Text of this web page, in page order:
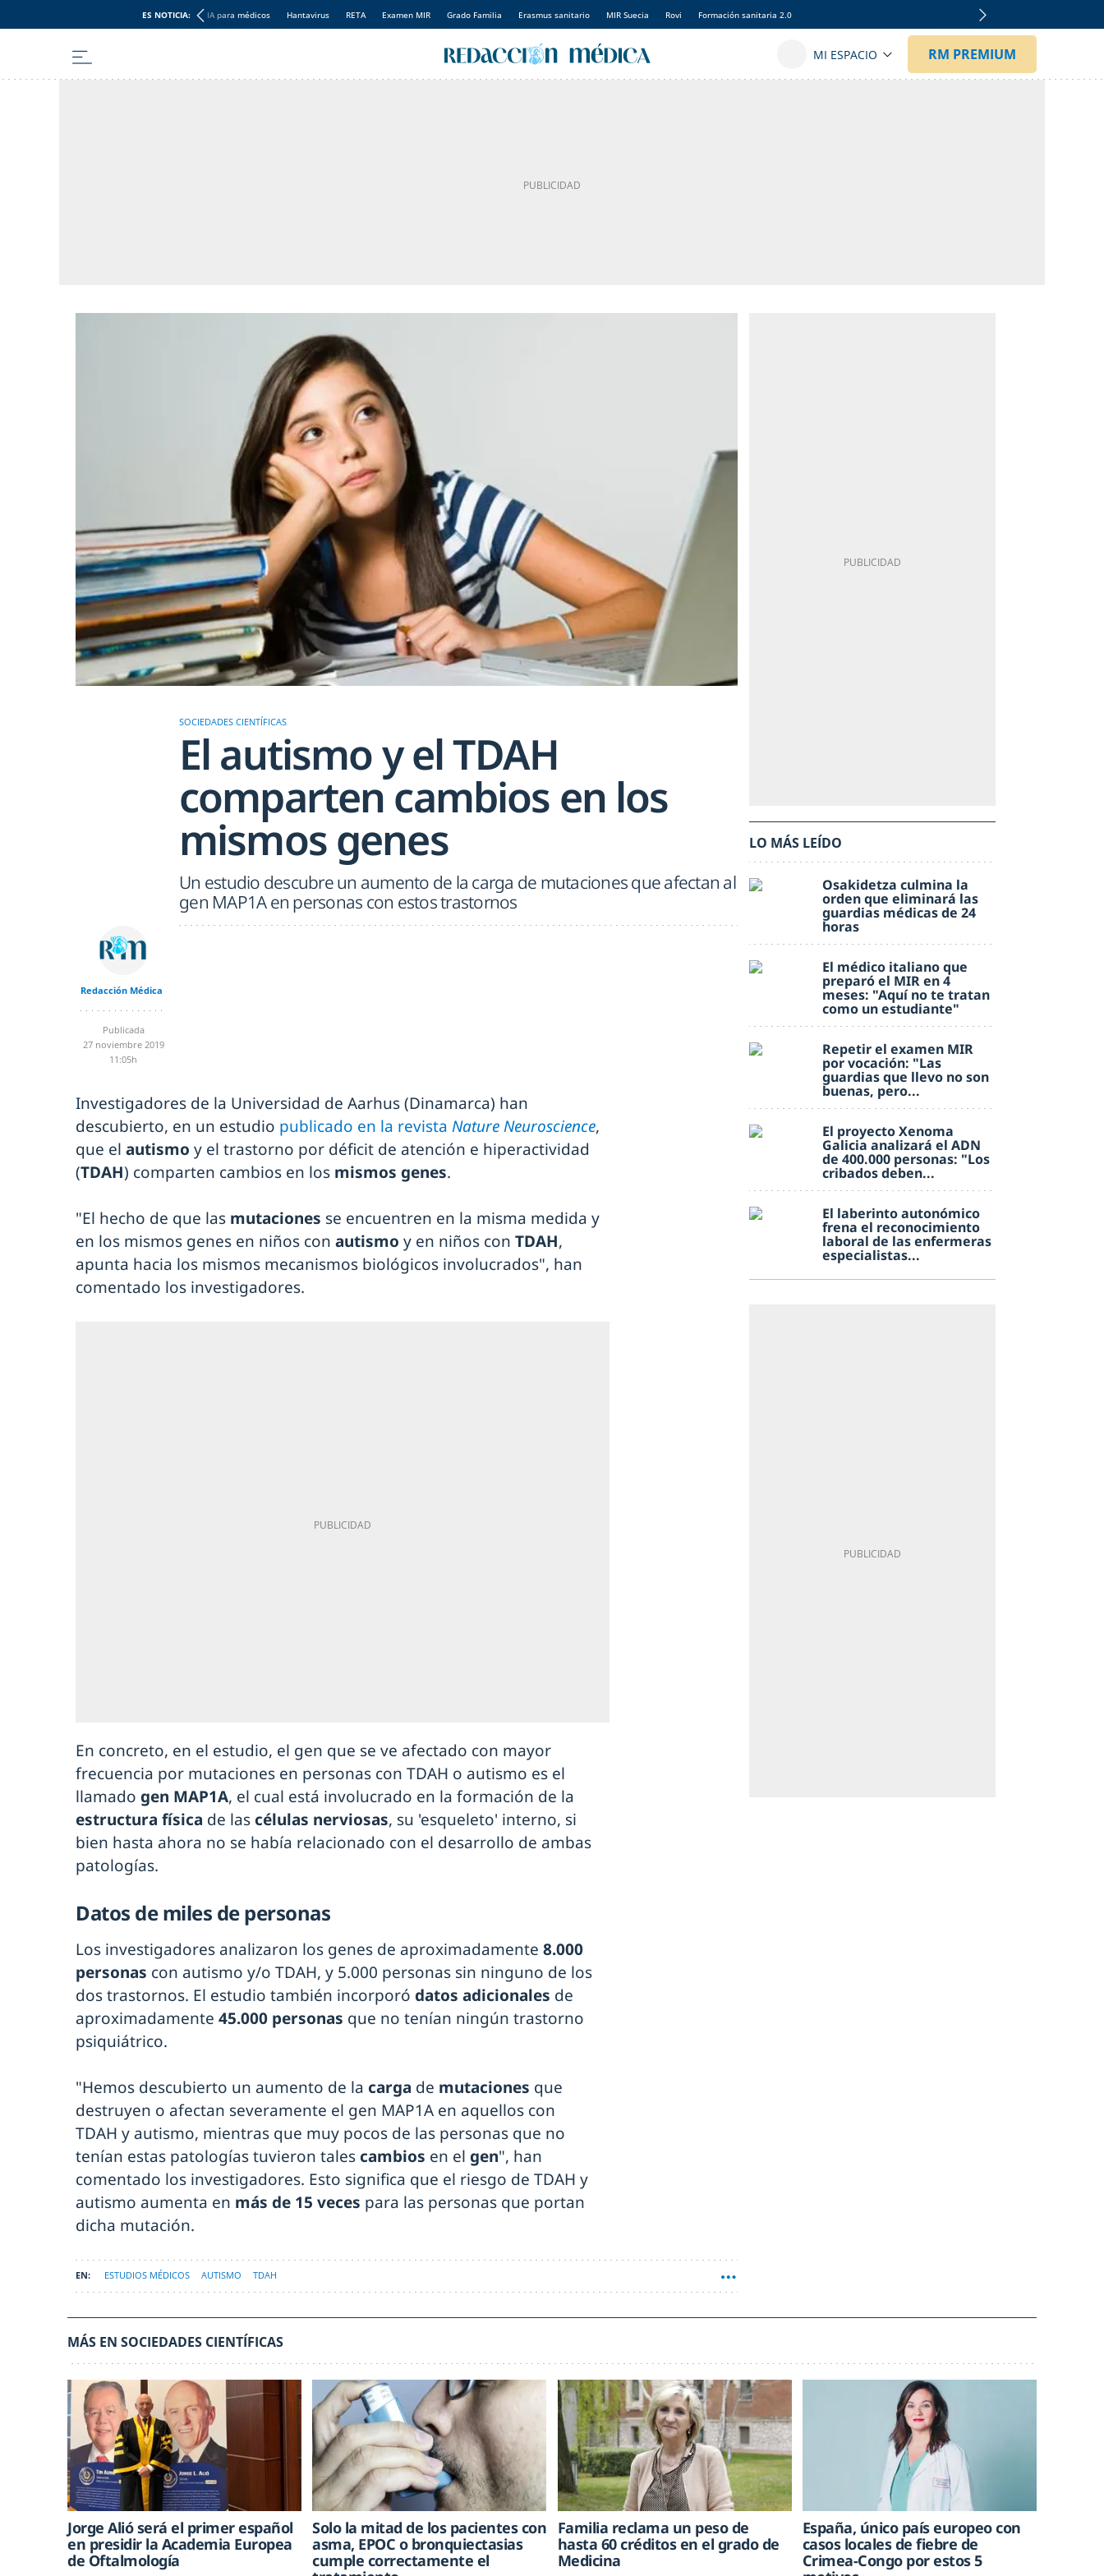
ES NOTICIA: IA para médicos Hantavirus RETA Examen MIR Grado Familia Erasmus sanitario MIR Suecia Rovi Formación sanitaria 2.0
SOCIEDADES CIENTÍFICAS
El autismo y el TDAH
comparten cambios en los
mismos genes
Un estudio descubre un aumento de la carga de mutaciones que afectan al
gen MAP1A en personas con estos trastornos
Redacción Médica
Publicada
27 noviembre 2019
11:05h
Investigadores de la Universidad de Aarhus (Dinamarca) han
descubierto, en un estudio publicado en la revista Nature Neuroscience,
que el autismo y el trastorno por déficit de atención e hiperactividad
(TDAH) comparten cambios en los mismos genes.
"El hecho de que las mutaciones se encuentren en la misma medida y
en los mismos genes en niños con autismo y en niños con TDAH,
apunta hacia los mismos mecanismos biológicos involucrados", han
comentado los investigadores.
En concreto, en el estudio, el gen que se ve afectado con mayor
frecuencia por mutaciones en personas con TDAH o autismo es el
llamado gen MAP1A, el cual está involucrado en la formación de la
estructura física de las células nerviosas, su 'esqueleto' interno, si
bien hasta ahora no se había relacionado con el desarrollo de ambas
patologías.
Datos de miles de personas
Los investigadores analizaron los genes de aproximadamente 8.000
personas con autismo y/o TDAH, y 5.000 personas sin ninguno de los
dos trastornos. El estudio también incorporó datos adicionales de
aproximadamente 45.000 personas que no tenían ningún trastorno
psiquiátrico.
"Hemos descubierto un aumento de la carga de mutaciones que
destruyen o afectan severamente el gen MAP1A en aquellos con
TDAH y autismo, mientras que muy pocos de las personas que no
tenían estas patologías tuvieron tales cambios en el gen", han
comentado los investigadores. Esto significa que el riesgo de TDAH y
autismo aumenta en más de 15 veces para las personas que portan
dicha mutación.
ESTUDIOS MÉDICOS AUTISMO TDAH
LO MÁS LEÍDO
Osakidetza culmina la
orden que eliminará las
guardias médicas de 24
horas
El médico italiano que
preparó el MIR en 4
meses: "Aquí no te tratan
como un estudiante"
Repetir el examen MIR
por vocación: "Las
guardias que llevo no son
buenas, pero...
El proyecto Xenoma
Galicia analizará el ADN
de 400.000 personas: "Los
cribados deben...
El laberinto autonómico
frena el reconocimiento
laboral de las enfermeras
especialistas...
MÁS EN SOCIEDADES CIENTÍFICAS
Jorge Alió será el primer español
en presidir la Academia Europea
de Oftalmología
Solo la mitad de los pacientes con
asma, EPOC o bronquiectasias
cumple correctamente el
Familia reclama un peso de
hasta 60 créditos en el grado de
Medicina
España, único país europeo con
casos locales de fiebre de
Crimea-Congo por estos 5